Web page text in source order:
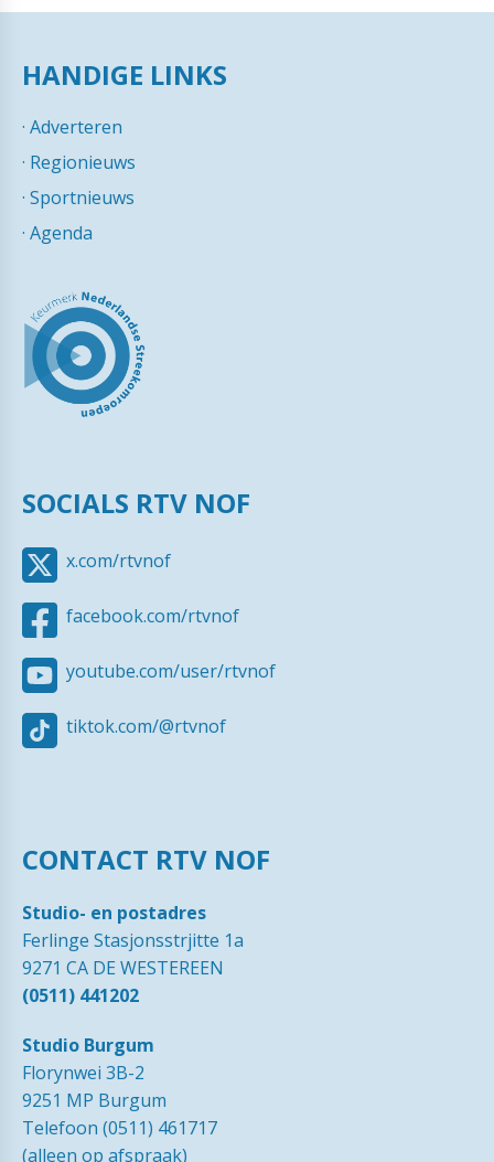
HANDIGE LINKS
· Adverteren
· Regionieuws
· Sportnieuws
· Agenda
SOCIALS RTV NOF
x.com/rtvnof
facebook.com/rtvnof
youtube.com/user/rtvnof
tiktok.com/@rtvnof
CONTACT RTV NOF
Studio- en postadres
Ferlinge Stasjonsstrjitte 1a
9271 CA DE WESTEREEN
(0511) 441202
Studio Burgum
Florynwei 3B-2
9251 MP Burgum
Telefoon (0511) 461717
(alleen op afspraak)